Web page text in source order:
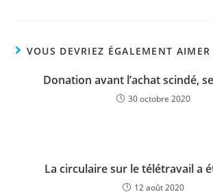
VOUS DEVRIEZ ÉGALEMENT AIMER
Donation avant l’achat scindé,
30 octobre 2020
La circulaire sur le télétravail a
12 août 2020